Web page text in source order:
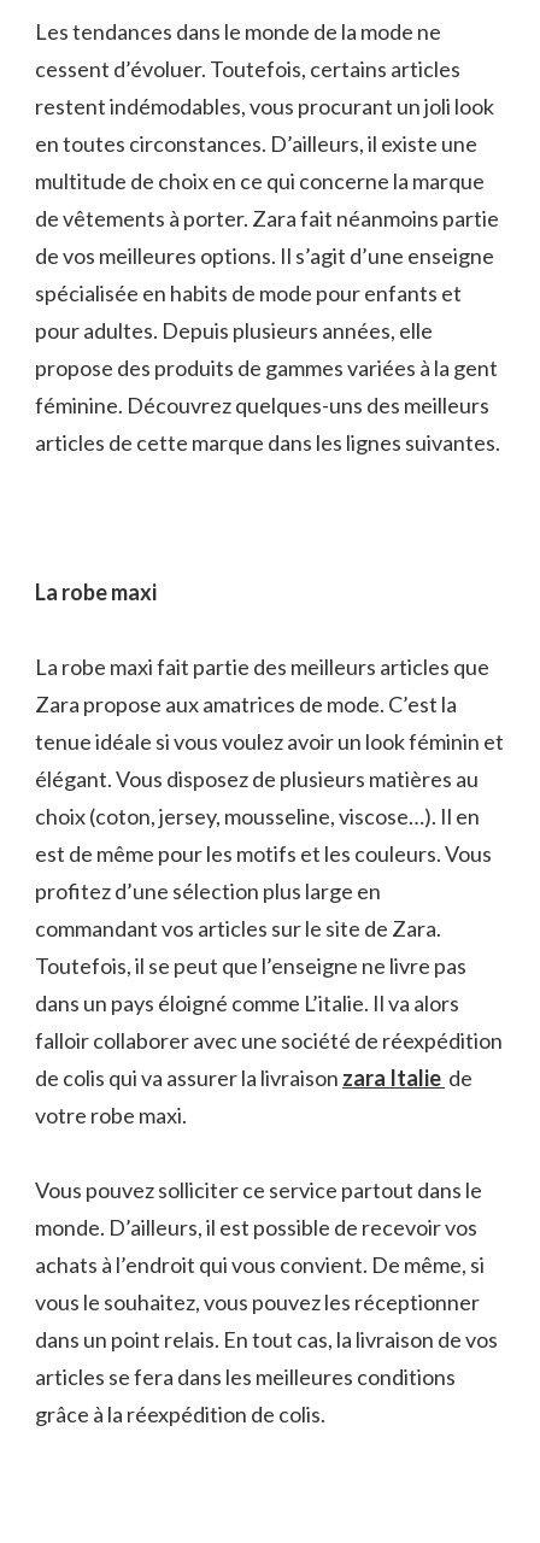
Les tendances dans le monde de la mode ne
cessent d’évoluer. Toutefois, certains articles
restent indémodables, vous procurant un joli look
en toutes circonstances. D’ailleurs, il existe une
multitude de choix en ce qui concerne la marque
de vêtements à porter. Zara fait néanmoins partie
de vos meilleures options. Il s’agit d’une enseigne
spécialisée en habits de mode pour enfants et
pour adultes. Depuis plusieurs années, elle
propose des produits de gammes variées à la gent
féminine. Découvrez quelques-uns des meilleurs
articles de cette marque dans les lignes suivantes.
La robe maxi
La robe maxi fait partie des meilleurs articles que
Zara propose aux amatrices de mode. C’est la
tenue idéale si vous voulez avoir un look féminin et
élégant. Vous disposez de plusieurs matières au
choix (coton, jersey, mousseline, viscose…). Il en
est de même pour les motifs et les couleurs. Vous
profitez d’une sélection plus large en
commandant vos articles sur le site de Zara.
Toutefois, il se peut que l’enseigne ne livre pas
dans un pays éloigné comme L’italie. Il va alors
falloir collaborer avec une société de réexpédition
de colis qui va assurer la livraison zara Italie de
votre robe maxi.
Vous pouvez solliciter ce service partout dans le
monde. D’ailleurs, il est possible de recevoir vos
achats à l’endroit qui vous convient. De même, si
vous le souhaitez, vous pouvez les réceptionner
dans un point relais. En tout cas, la livraison de vos
articles se fera dans les meilleures conditions
grâce à la réexpédition de colis.